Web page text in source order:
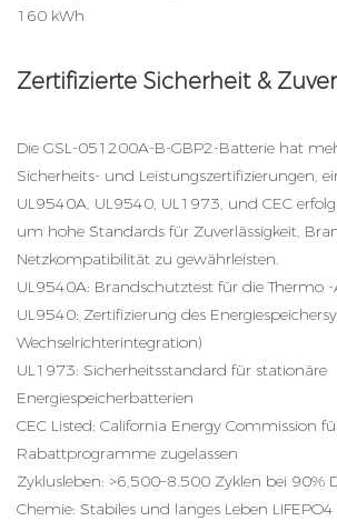
160 kWh
Zertifizierte Sicherheit &
Die GSL-051200A-B-GBP2-Batterie hat
Sicherheits- und Leistungszertifizierungen,
UL9540A, UL9540, UL1973, und CEC
um hohe Standards für Zuverlässigkeit,
Netzkompatibilität zu gewährleisten.
UL9540A: Brandschutztest für die Thermo
UL9540: Zertifizierung des
Wechselrichterintegration)
UL1973: Sicherheitsstandard für stationäre
Energiespeicherbatterien
CEC Listed: California Energy Commission
Rabattprogramme zugelassen
Zyklusleben: >6,500–8.500 Zyklen bei 90%
Chemie: Stabiles und langes Leben LIFEPO4